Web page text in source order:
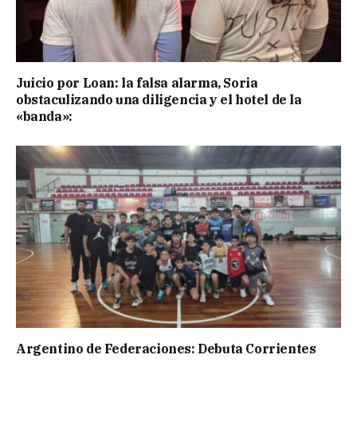
Juicio por Loan: la falsa alarma, Soria
obstaculizando una diligencia y el hotel de la
«banda»:
Argentino de Federaciones: Debuta Corrientes